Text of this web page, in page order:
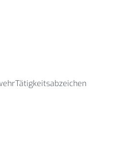
Tätigkeitsabzeichen